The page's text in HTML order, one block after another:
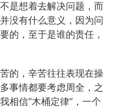
是想着去解决问题，而
没有什么意义，因为问
的，至于是谁的责任，
的，辛苦往往表现在操
事情都要考虑周全，之
相信“木桶定律”，一个